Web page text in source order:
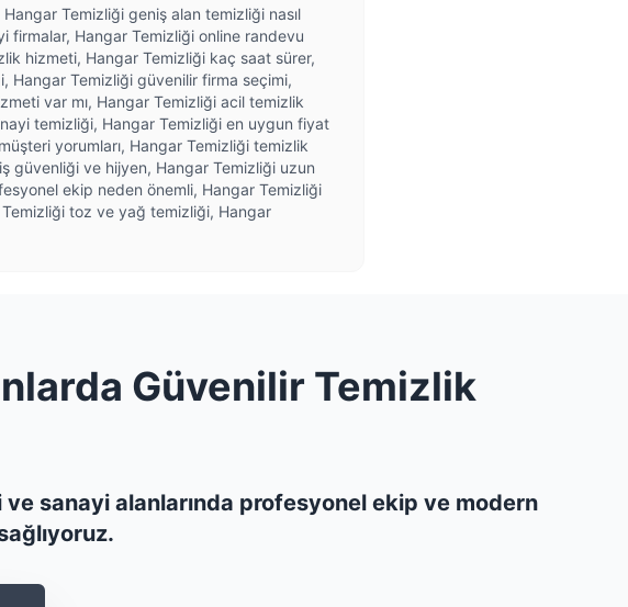
Temizliği geniş alan temizliği nasıl
firmalar, Hangar Temizliği online randevu
hizmeti, Hangar Temizliği kaç saat sürer,
Hangar Temizliği güvenilir firma seçimi,
var mı, Hangar Temizliği acil temizlik
temizliği, Hangar Temizliği en uygun fiyat
yorumları, Hangar Temizliği temizlik
güvenliği ve hijyen, Hangar Temizliği uzun
ekip neden önemli, Hangar Temizliği
toz ve yağ temizliği, Hangar
Güvenilir Temizlik
sanayi alanlarında profesyonel ekip ve modern